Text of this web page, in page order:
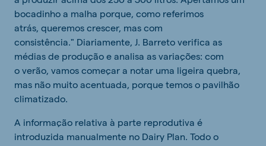
bocadinho a malha porque, como referimos
atrás, queremos crescer, mas com
consistência." Diariamente, J. Barreto verifica as
médias de produção e analisa as variações: com
o verão, vamos começar a notar uma ligeira quebra,
mas não muito acentuada, porque temos o pavilhão
climatizado.
A informação relativa à parte reprodutiva é
introduzida manualmente no Dairy Plan. Todo o